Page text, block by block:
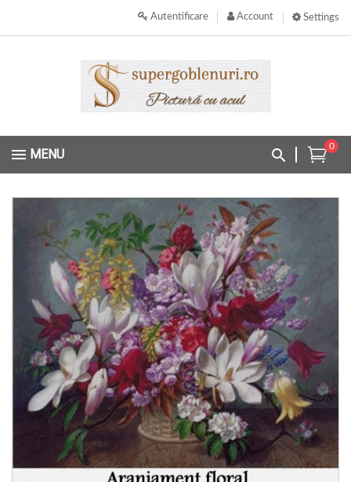
Settings
Account
Autentificare
0
MENU